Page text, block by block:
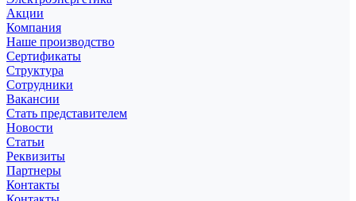
Акции
Компания
Наше производство
Сертификаты
Структура
Сотрудники
Вакансии
Стать представителем
Новости
Статьи
Реквизиты
Партнеры
Контакты